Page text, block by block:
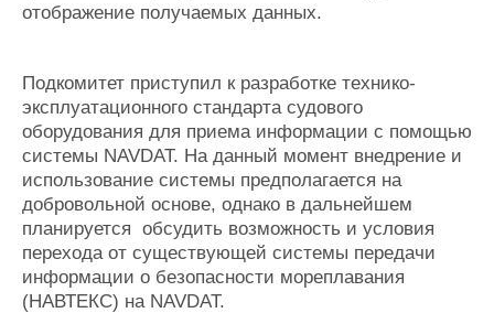
отображение получаемых данных.
Подкомитет приступил к разработке технико-
эксплуатационного стандарта судового
оборудования для приема информации с помощью
системы NAVDAT. На данный момент внедрение и
использование системы предполагается на
добровольной основе, однако в дальнейшем
планируется обсудить возможность и условия
перехода от существующей системы передачи
информации о безопасности мореплавания
(НАВТЕКС) на NAVDAT.